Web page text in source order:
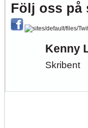
Följ oss på
Kenny
Skribent